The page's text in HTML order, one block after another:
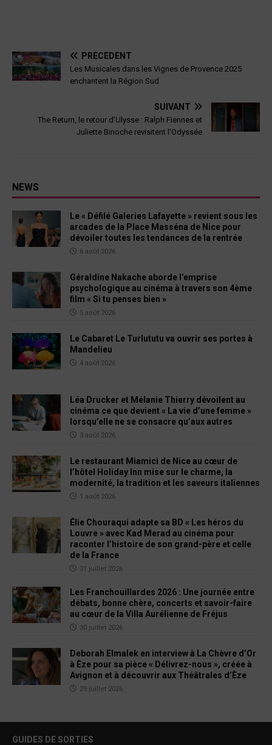
PRÉCÉDENT
Les Musicales dans les Vignes de Provence 2025
enchantent la Région Sud
SUIVANT
The Return, le retour d’Ulysse : Ralph Fiennes et
Juliette Binoche revisitent l’Odyssée
NEWS
Le « Défilé Galeries Lafayette » revient sous les
arcades de la Place Masséna de Nice pour
dévoiler toutes les tendances de la rentrée
6 août 2026
Géraldine Nakache aborde l’emprise
psychologique au cinéma à travers son 4ème
film « Si tu penses bien »
5 août 2026
Le Cabaret Le Turlututu va ouvrir ses portes à
Mandelieu
4 août 2026
Léa Drucker et Mélanie Thierry dévoilent au
cinéma ce que devient « La vie d’une femme »
lorsqu’elle ne se consacre qu’aux autres
3 août 2026
Le restaurant Miamici de Nice au cœur de
l’hôtel Holiday Inn mise sur le charme, la
modernité, la tradition et les saveurs italiennes
1 août 2026
Élie Chouraqui adapte sa BD « Les héros du
Louvre » avec Kad Merad au cinéma pour
raconter l’histoire de son grand-père et celle
de la France
31 juillet 2026
Les Franchouillardes 2026 : Une journée entre
débats, bonne chère, concerts et savoir-faire
au cœur de la Villa Aurélienne de Fréjus
30 juillet 2026
Deborah Elmalek en interview à La Chèvre d’Or
à Èze pour sa pièce « Délivrez-nous », créée à
Avignon et à découvrir aux Théâtrales d’Èze
29 juillet 2026
GUIDES DE SORTIES